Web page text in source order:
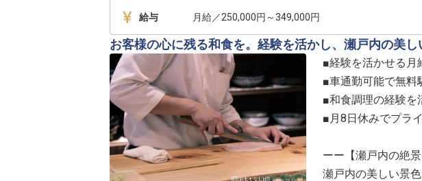
給与 月給／250,000円～349,000円
お客様の心に残る和食を。経験を活かし、瀬戸内の美
■経験を活かせる月
■車通勤可能で無料
■和食調理の経験を
■月8日休みでプラ
ーー【瀬戸内の絶
瀬戸内の美しい景